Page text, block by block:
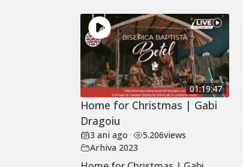
01:19:47
Home for Christmas | Gabi
Dragoiu
3 ani ago • 5.206views
Arhiva 2023